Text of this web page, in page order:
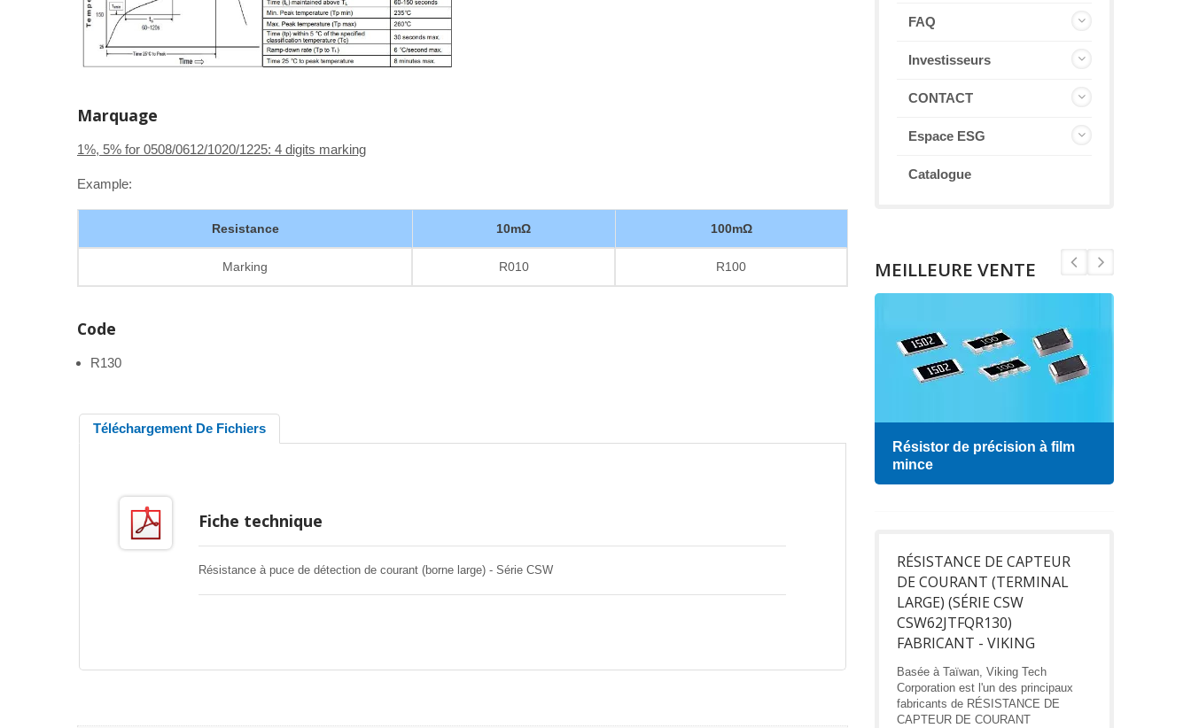
Marquage
1%, 5% for 0508/0612/1020/1225: 4 digits marking
Example:
Resistance 10mΩ 100mΩ
Marking R010 R100
Code
R130
Téléchargement De Fichiers
Fiche technique
Résistance à puce de détection de courant (borne large) - Série CSW
FAQ
Investisseurs
CONTACT
Espace ESG
Catalogue
MEILLEURE VENTE
Résistance à film épais
Résistor de précision à film
mince
RÉSISTANCE DE CAPTEUR
DE COURANT (TERMINAL
LARGE) (SÉRIE CSW
CSW62JTFQR130)
FABRICANT - VIKING
Basée à Taïwan, Viking Tech
Corporation est l'un des principaux
fabricants de RÉSISTANCE DE
CAPTEUR DE COURANT